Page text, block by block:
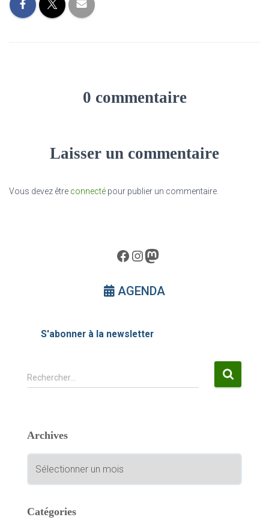
0 commentaire
Laisser un commentaire
Vous devez être connecté pour publier un commentaire.
Facebook InstagramMastodon
AGENDA
S'abonner à la newsletter
R
e
r
r
:
Rechercher…
Archives
c
iCatégories